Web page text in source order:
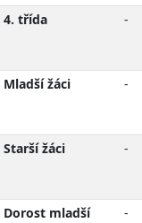
4. třída
-
Mladší žáci
-
Starší žáci -
Dorost mladší -